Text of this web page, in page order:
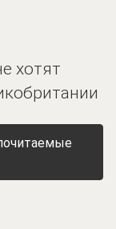
хотят